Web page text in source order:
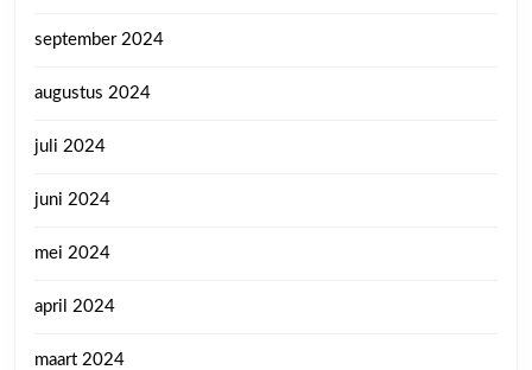
september 2024
augustus 2024
juli 2024
juni 2024
mei 2024
april 2024
maart 2024